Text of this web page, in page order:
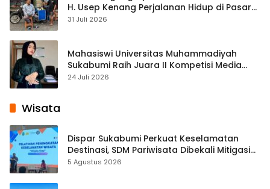
H. Usep Kenang Perjalanan Hidup di Pasar
Cisaat
31 Juli 2026
Mahasiswi Universitas Muhammadiyah
Sukabumi Raih Juara II Kompetisi Media
Pembelajaran Digital Tingkat Internasional
24 Juli 2026
Wisata
Dispar Sukabumi Perkuat Keselamatan
Destinasi, SDM Pariwisata Dibekali Mitigasi
hingga Teknik Evakuasi
5 Agustus 2026